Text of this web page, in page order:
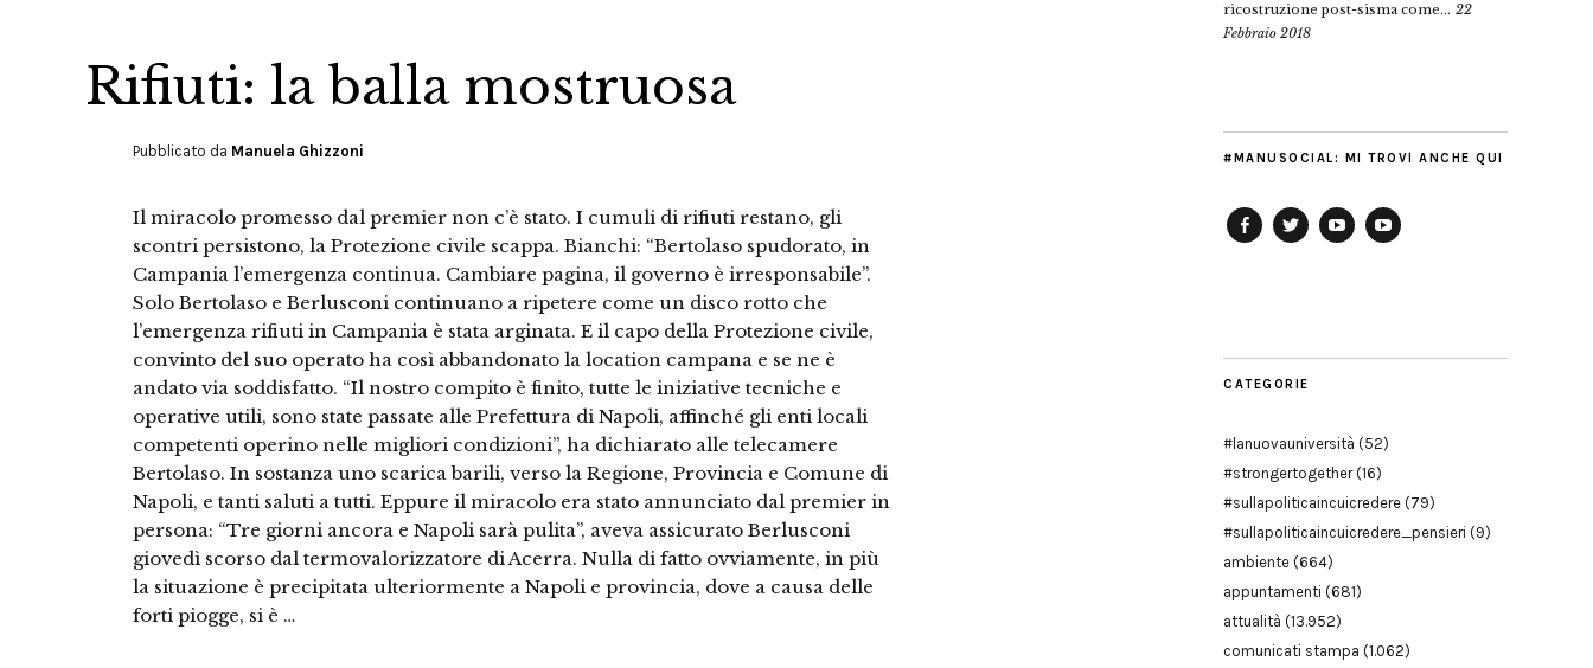
Rifiuti: la balla mostruosa
Pubblicato da Manuela Ghizzoni
Il miracolo promesso dal premier non c’è stato. I cumuli di rifiuti restano, gli
scontri persistono, la Protezione civile scappa. Bianchi: “Bertolaso spudorato, in
Campania l’emergenza continua. Cambiare pagina, il governo è irresponsabile”.
Solo Bertolaso e Berlusconi continuano a ripetere come un disco rotto che
l’emergenza rifiuti in Campania è stata arginata. E il capo della Protezione civile,
convinto del suo operato ha così abbandonato la location campana e se ne è
andato via soddisfatto. “Il nostro compito è finito, tutte le iniziative tecniche e
operative utili, sono state passate alle Prefettura di Napoli, affinché gli enti locali
competenti operino nelle migliori condizioni”, ha dichiarato alle telecamere
Bertolaso. In sostanza uno scarica barili, verso la Regione, Provincia e Comune di
Napoli, e tanti saluti a tutti. Eppure il miracolo era stato annunciato dal premier in
persona: “Tre giorni ancora e Napoli sarà pulita”, aveva assicurato Berlusconi
giovedì scorso dal termovalorizzatore di Acerra. Nulla di fatto ovviamente, in più
la situazione è precipitata ulteriormente a Napoli e provincia, dove a causa delle
forti piogge, si è …
ricostruzione post-sisma come... 22
Febbraio 2018
#MANUSOCIAL: MI TROVI ANCHE QUI
CATEGORIE
#lanuovauniversità (52)
#strongertogether(16)
#sullapoliticaincuicredere (79)
#sullapoliticaincuicredere_pensieri (9)
ambiente (664)
appuntamenti (681)
attualità (13.952)
comunicati stampa (1.062)